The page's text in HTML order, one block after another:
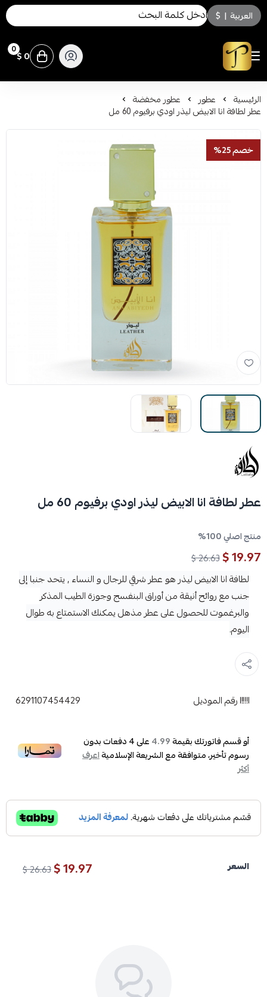
العربية |
$
توسكاني للعطور
0 0 $
الرئيسية عطور عطور مخفضة
عطر لطافة انا الابيض ليذر اودي برفيوم 60 مل
خصم 25%
عطر لطافة انا الابيض ليذر اودي برفيوم 60 مل
منتج اصلي 100%
19.97 $
26.63 $
لطافة انا الابيض ليذر هو عطر شرقي للرجال و النساء , يتحد جنبا إلى
جنب مع روائح أنيقة من أوراق البنفسج وجوزة الطيب المذكر
والبرغموت للحصول على عطر مذهل يمكنك الاستمتاع به طوال
اليوم.
رقم الموديل 6291107454429
أو قسم فاتورتك بقيمة4.99 على4دفعات بدون
رسوم تأخير، متوافقة مع الشريعة الإسلاميةاعرف
أكثر
السعر 19.97 $
26.63 $